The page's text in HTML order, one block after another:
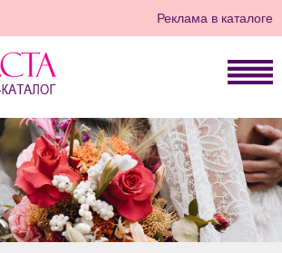
Реклама в каталоге